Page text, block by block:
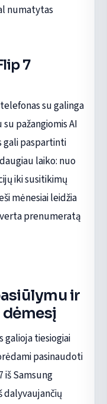
numatytas
7
su galinga
pažangiomis AI
gali paspartinti
laiko: nuo
iki susitikimų
mėnesiai leidžia
prenumeratą
ir
galioja tiesiogiai
pasinaudoti
iš Samsung